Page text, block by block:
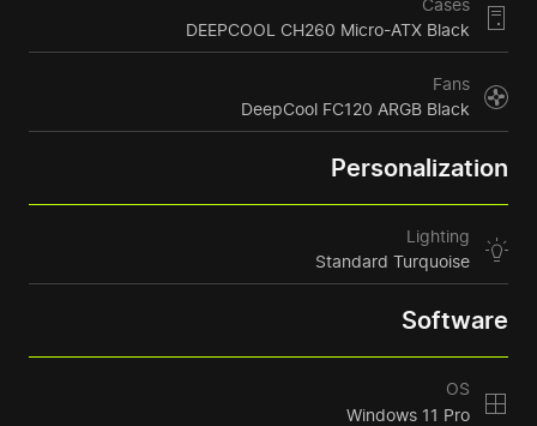
DEEPCOOL CH260 Micro-ATX Black
DeepCool FC120 ARGB Black
Personalization
Standard Turquoise
Software
Windows 11 Pro